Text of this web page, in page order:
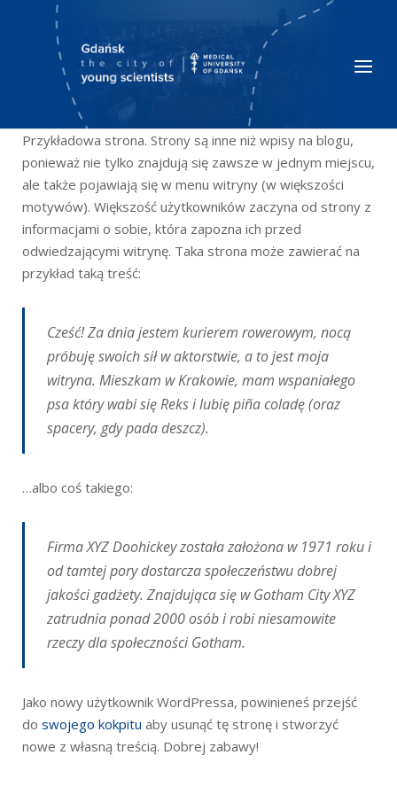
Menu
Przykładowa strona. Strony są inne niż wpisy na blogu,
ponieważ nie tylko znajdują się zawsze w jednym miejscu,
ale także pojawiają się w menu witryny (w większości
motywów). Większość użytkowników zaczyna od strony z
informacjami o sobie, która zapozna ich przed
odwiedzającymi witrynę. Taka strona może zawierać na
przykład taką treść:
Cześć! Za dnia jestem kurierem rowerowym, nocą
próbuję swoich sił w aktorstwie, a to jest moja
witryna. Mieszkam w Krakowie, mam wspaniałego
psa który wabi się Reks i lubię piña coladę (oraz
spacery, gdy pada deszcz).
…albo coś takiego:
Firma XYZ Doohickey została założona w 1971 roku i
od tamtej pory dostarcza społeczeństwu dobrej
jakości gadżety. Znajdująca się w Gotham City XYZ
zatrudnia ponad 2000 osób i robi niesamowite
rzeczy dla społeczności Gotham.
Jako nowy użytkownik WordPressa, powinieneś przejść
do swojego kokpitu aby usunąć tę stronę i stworzyć
nowe z własną treścią. Dobrej zabawy!